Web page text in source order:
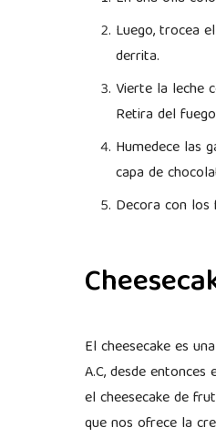
Luego, trocea
derrita.
Vierte la leche
Retira del
Humedece las
capa de
Decora con
El cheesecake es
A.C, desde
el cheesecake de
que nos ofrece la